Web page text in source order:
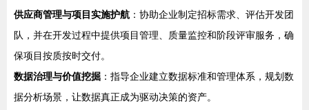
供应商管理与项目实施护航 ：协助企业制定招标需求、评估开发团
队，并在开发过程中提供项目管理、质量监控和阶段评审服务，确
保项目按质按时交付。
数据治理与价值挖掘 ：指导企业建立数据标准和管理体系，规划数
据分析场景，让数据真正成为驱动决策的资产。